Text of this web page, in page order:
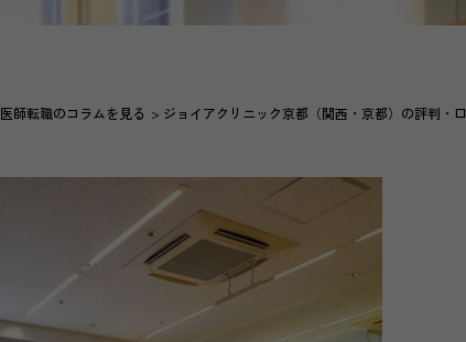
医師転職のコラムを見る
ジョイアクリニック京都（関西・京都）の評判・口